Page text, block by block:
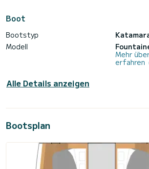
Boot
Bootstyp
Modell
Mehr
erfahren
Alle Details anzeigen
Bootsplan